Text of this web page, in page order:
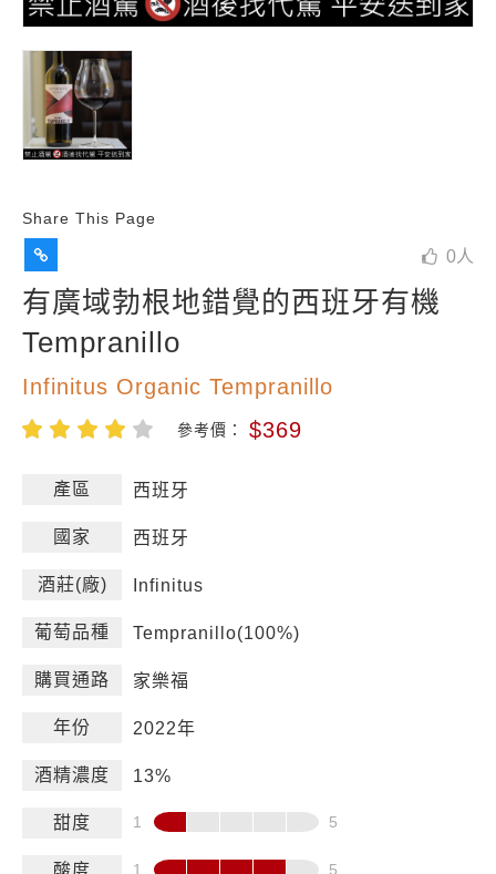
Share This Page
0人
有廣域勃根地錯覺的西班牙有機
Tempranillo
Infinitus Organic Tempranillo
參考價： $369
產區 西班牙
國家 西班牙
酒莊(廠) Infinitus
葡萄品種 Tempranillo(100%)
購買通路 家樂福
年份 2022年
酒精濃度 13%
甜度
酸度